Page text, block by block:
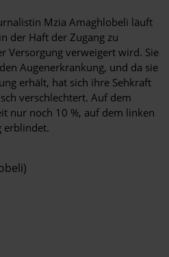
Mzia Amaghlobeli läuft
der Haft der Zugang zu
Versorgung verweigert wird. Sie
Augenerkrankung, und da sie
erhält, hat sich ihre Sehkraft
verschlechtert. Auf dem
nur noch 10 %, auf dem linken
erblindet.